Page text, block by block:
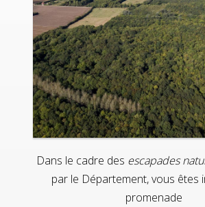
Dans le cadre des escapades
par le Département, vous êtes
promenade